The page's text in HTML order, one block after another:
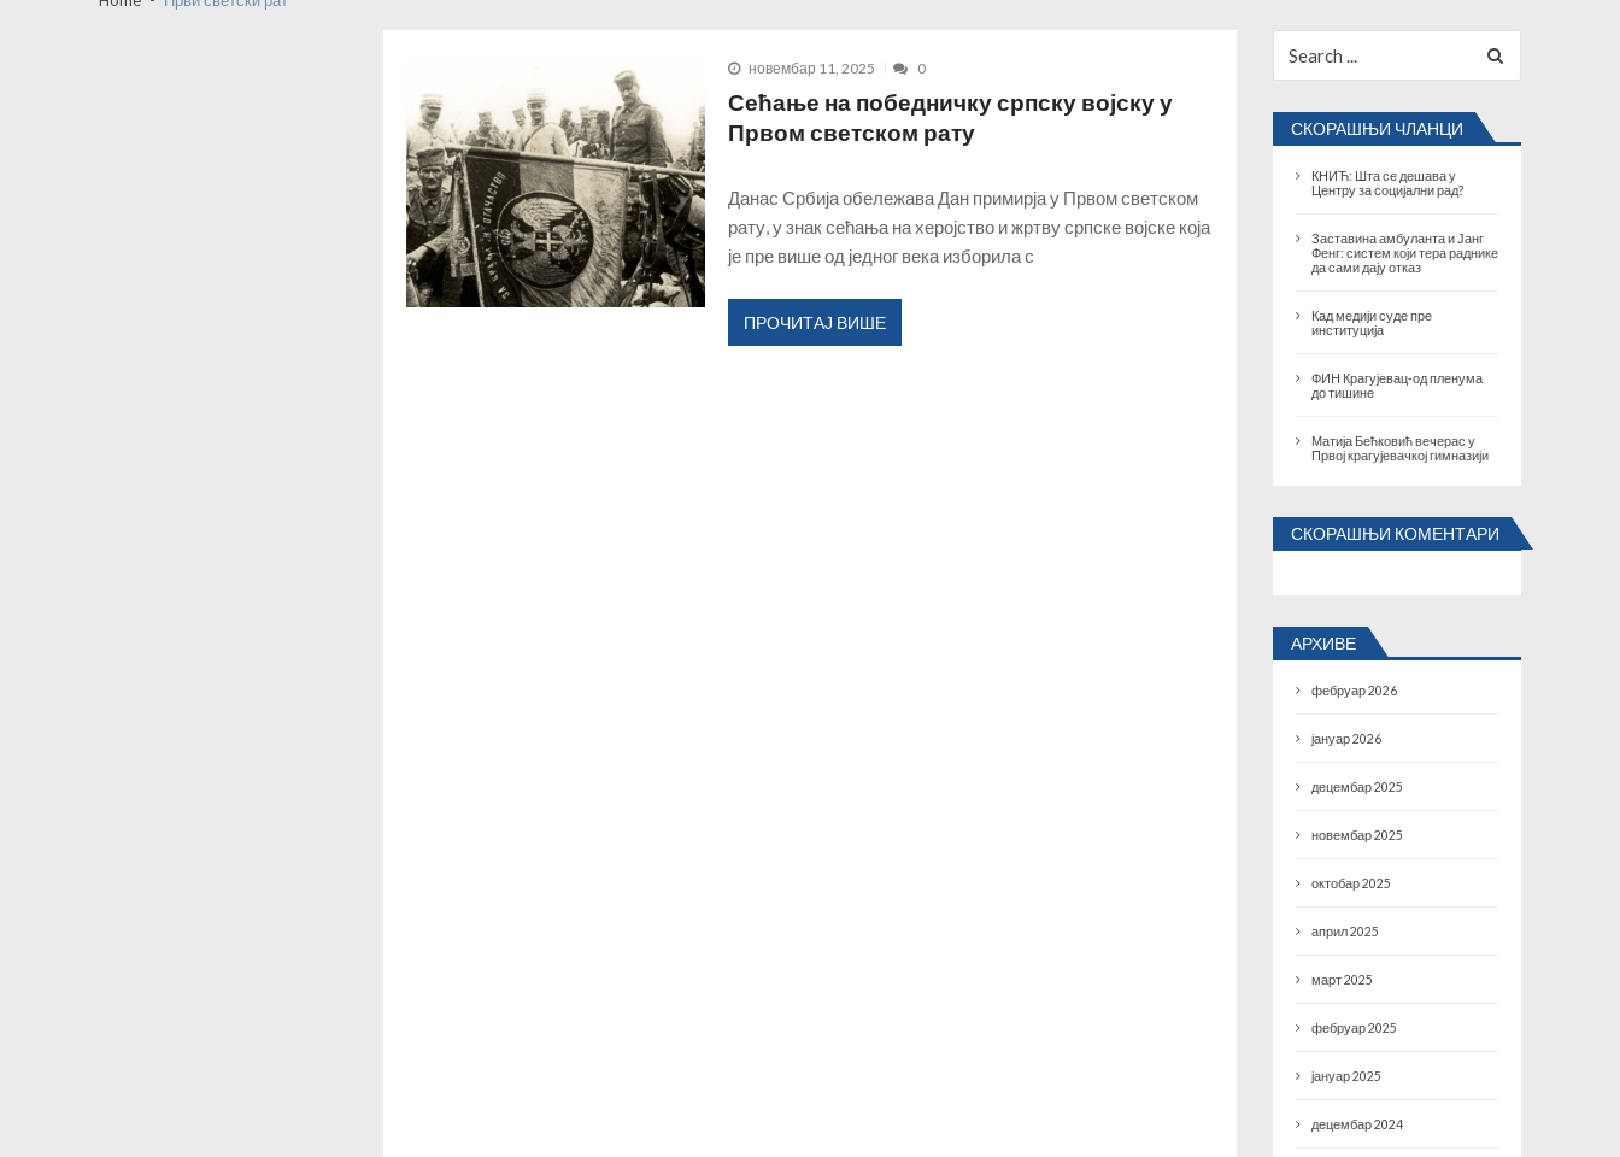
Крагујевац: Тихо досељавање са гласним последицама... ДЕЦЕМБАР 14, 2025
Крагујевац између себе и других-ко данас води и обликује град?!... НОВЕМБАР 30, 2025
КНИЋ: Шта се дешава у Центру за социјални рад?... ФЕБРУАР 17, 2026
Заставина амбуланта и Јанг Фенг: систем који тера раднике да сами дају отказ...
Кад медији суде пре институција ДЕЦЕМБАР 18, 2025
новембар 11, 2025 0
Сећање на победничку српску војску у
Првом светском рату
Данас Србија обележава Дан примирја у Првом светском
рату, у знак сећања на херојство и жртву српске војске која
је пре више од једног века изборила с
ПРОЧИТАЈ ВИШЕ
for:
СКОРАШЊИ ЧЛАНЦИ
КНИЋ: Шта се дешава у
Центру за социјални рад?
Заставина амбуланта и Јанг
Фенг: систем који тера раднике
да сами дају отказ
Кад медији суде пре
институција
ФИН Крагујевац-од пленума
до тишине
Матија Бећковић вечерас у
Првој крагујевачкој гимназији
СКОРАШЊИ КОМЕНТАРИ
АРХИВЕ
фебруар 2026
јануар 2026
децембар 2025
новембар 2025
октобар 2025
април 2025
март 2025
фебруар 2025
јануар 2025
децембар 2024